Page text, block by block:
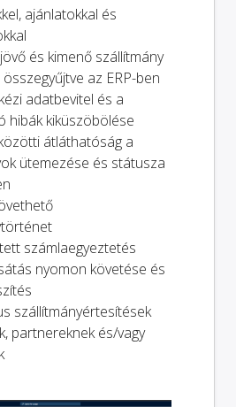
ajánlatokkal és
és kimenő szállítmány
az ERP-ben
adatbevitel és a
hibák kiküszöbölése
átláthatóság a
ütemezése és státusza
számlaegyeztetés
nyomon követése és
szállítmányértesítések
partnereknek és/vagy